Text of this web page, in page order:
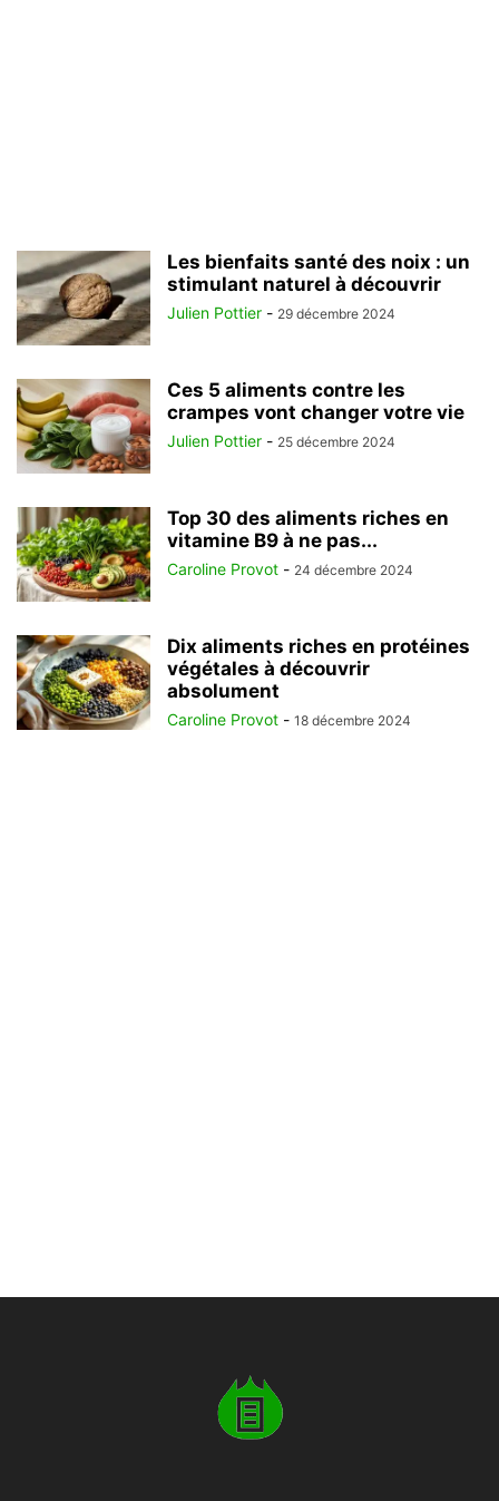
Les bienfaits santé des noix : un
stimulant naturel à découvrir
Julien Pottier - 29 décembre 2024
Ces 5 aliments contre les
crampes vont changer votre vie
Julien Pottier - 25 décembre 2024
Top 30 des aliments riches en
vitamine B9 à ne pas...
Caroline Provot - 24 décembre 2024
Dix aliments riches en protéines
végétales à découvrir
absolument
Caroline Provot - 18 décembre 2024